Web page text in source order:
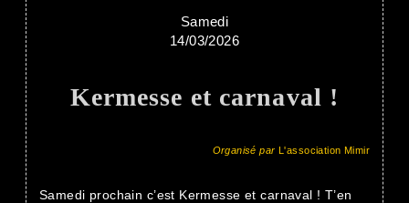
Samedi
14/03/2026
Kermesse et carnaval !
Organisé parL'association Mimir
Samedi prochain c’est Kermesse et carnaval ! T’en